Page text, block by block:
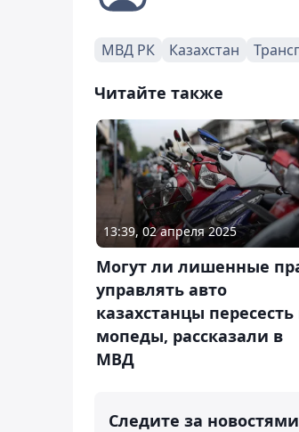
МВД РК Казахстан
Читайте также
13:39, 02 апреля 2025
Могут ли лишенные
управлять авто
казахстанцы пересесть
мопеды, рассказали в
МВД
Следите за